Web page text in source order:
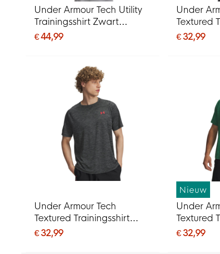
Under Armour Tech Utility
Trainingsshirt Zwart
Donkergrijs
€ 44,99
Under
Textured
Roze
€ 32,99
Under Armour Tech
Textured Trainingsshirt
Grijs Zwart Rood
€ 32,99
Nieuw
Under
Textured
€ 32,99